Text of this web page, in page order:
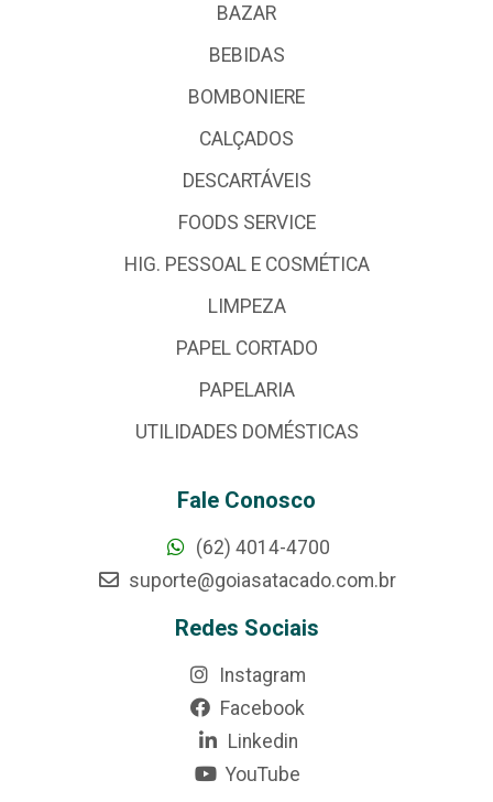
BAZAR
BEBIDAS
BOMBONIERE
CALÇADOS
DESCARTÁVEIS
FOODS SERVICE
HIG. PESSOAL E COSMÉTICA
LIMPEZA
PAPEL CORTADO
PAPELARIA
UTILIDADES DOMÉSTICAS
Fale Conosco
(62) 4014-4700
suporte@goiasatacado.com.br
Redes Sociais
Instagram
Facebook
Linkedin
YouTube